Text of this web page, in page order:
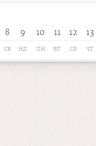
8 9 10 11 12 13
СБ НД ПН ВТ СР ЧТ